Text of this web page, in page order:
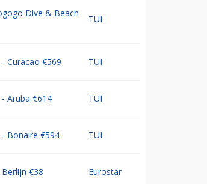
Dive & Beach
TUI
Curacao €569 TUI
Aruba €614 TUI
Bonaire €594 TUI
€38 Eurostar